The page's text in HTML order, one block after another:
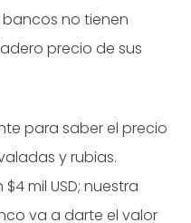
bancos no tienen
precio de sus
para saber el precio
y rubias.
mil USD; nuestra
va a darte el valor